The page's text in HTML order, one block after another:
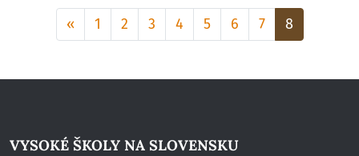
« 1 2 3 4 5 6 7 8Aktuálna
stránka
VYSOKÉ ŠKOLY NA SLOVENSKU